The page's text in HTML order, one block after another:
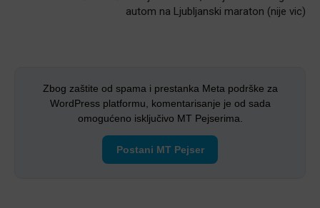
autom na Ljubljanski maraton (nije vic)
Zbog zaštite od spama i prestanka Meta podrške za
WordPress platformu, komentarisanje je od sada
omogućeno isključivo MT Pejserima.
Postani MT Pejser